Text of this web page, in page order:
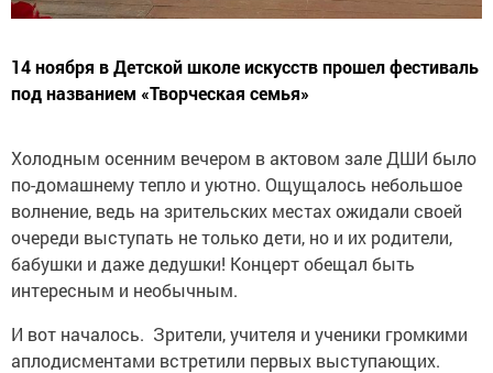
14 ноября в Детской школе искусств прошел фестиваль
под названием «Творческая семья»
Холодным осенним вечером в актовом зале ДШИ было
по-домашнему тепло и уютно. Ощущалось небольшое
волнение, ведь на зрительских местах ожидали своей
очереди выступать не только дети, но и их родители,
бабушки и даже дедушки! Концерт обещал быть
интересным и необычным.
И вот началось. Зрители, учителя и ученики громкими
аплодисментами встретили первых выступающих.